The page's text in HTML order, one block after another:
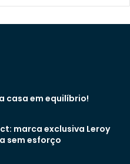
casa em equilíbrio!
marca exclusiva Leroy
sem esforço